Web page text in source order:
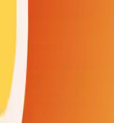
insegnanti
: Limitati a 10-15 parole per
gli studenti.
indizi facili per costruire la
la sfida.
più giovani, fornisci un
pagina (in ordine sparso o